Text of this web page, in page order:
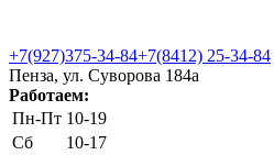
+7(927)375-34-84+7(8412) 25-34-84
Пенза, ул. Cуворова 184а
Работаем:
Пн-Пт 10-19
Сб
10-17